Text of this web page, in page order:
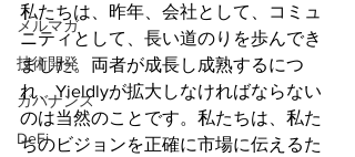
メルマガ
技術開発
ガバナンス
DeFi
私たちは、昨年、会社として、コミュ
ニティとして、長い道のりを歩んでき
ました。両者が成長し成熟するにつ
れ、Yieldlyが拡大しなければならない
のは当然のことです。私たちは、私た
ちのビジョンを正確に市場に伝えるた